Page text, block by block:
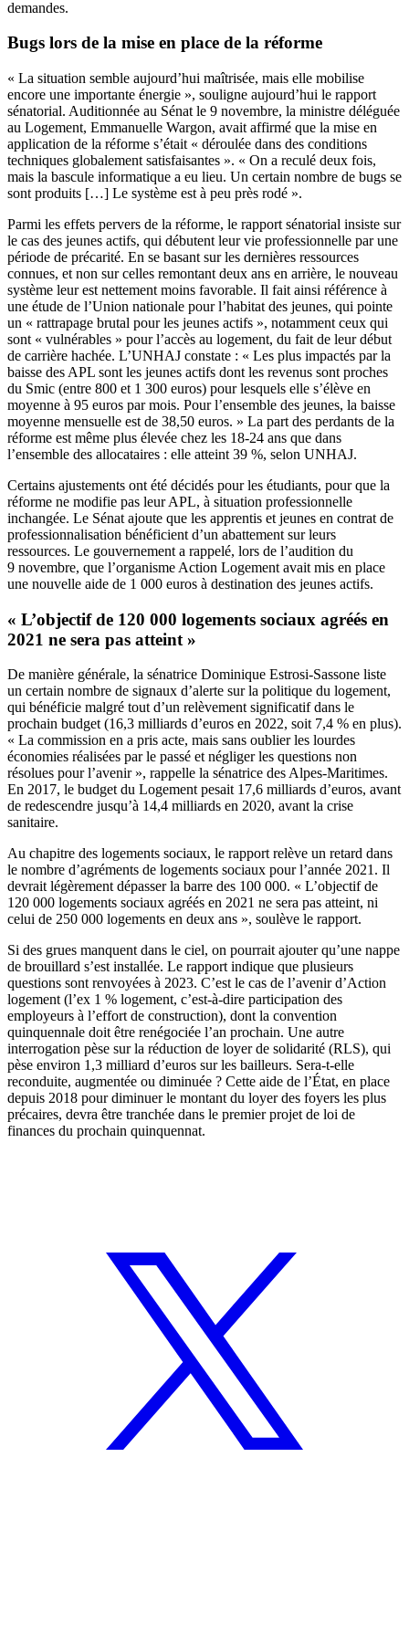
demandes.
Bugs lors de la mise en place de la réforme
« La situation semble aujourd’hui maîtrisée, mais elle mobilise
encore une importante énergie », souligne aujourd’hui le rapport
sénatorial. Auditionnée au Sénat le 9 novembre, la ministre déléguée
au Logement, Emmanuelle Wargon, avait affirmé que la mise en
application de la réforme s’était « déroulée dans des conditions
techniques globalement satisfaisantes ». « On a reculé deux fois,
mais la bascule informatique a eu lieu. Un certain nombre de bugs se
sont produits […] Le système est à peu près rodé ».
Parmi les effets pervers de la réforme, le rapport sénatorial insiste sur
le cas des jeunes actifs, qui débutent leur vie professionnelle par une
période de précarité. En se basant sur les dernières ressources
connues, et non sur celles remontant deux ans en arrière, le nouveau
système leur est nettement moins favorable. Il fait ainsi référence à
une étude de l’Union nationale pour l’habitat des jeunes, qui pointe
un « rattrapage brutal pour les jeunes actifs », notamment ceux qui
sont « vulnérables » pour l’accès au logement, du fait de leur début
de carrière hachée. L’UNHAJ constate : « Les plus impactés par la
baisse des APL sont les jeunes actifs dont les revenus sont proches
du Smic (entre 800 et 1 300 euros) pour lesquels elle s’élève en
moyenne à 95 euros par mois. Pour l’ensemble des jeunes, la baisse
moyenne mensuelle est de 38,50 euros. » La part des perdants de la
réforme est même plus élevée chez les 18-24 ans que dans
l’ensemble des allocataires : elle atteint 39 %, selon UNHAJ.
Certains ajustements ont été décidés pour les étudiants, pour que la
réforme ne modifie pas leur APL, à situation professionnelle
inchangée. Le Sénat ajoute que les apprentis et jeunes en contrat de
professionnalisation bénéficient d’un abattement sur leurs
ressources. Le gouvernement a rappelé, lors de l’audition du
9 novembre, que l’organisme Action Logement avait mis en place
une nouvelle aide de 1 000 euros à destination des jeunes actifs.
« L’objectif de 120 000 logements sociaux agréés en
2021 ne sera pas atteint »
De manière générale, la sénatrice Dominique Estrosi-Sassone liste
un certain nombre de signaux d’alerte sur la politique du logement,
qui bénéficie malgré tout d’un relèvement significatif dans le
prochain budget (16,3 milliards d’euros en 2022, soit 7,4 % en plus).
« La commission en a pris acte, mais sans oublier les lourdes
économies réalisées par le passé et négliger les questions non
résolues pour l’avenir », rappelle la sénatrice des Alpes-Maritimes.
En 2017, le budget du Logement pesait 17,6 milliards d’euros, avant
de redescendre jusqu’à 14,4 milliards en 2020, avant la crise
sanitaire.
Au chapitre des logements sociaux, le rapport relève un retard dans
le nombre d’agréments de logements sociaux pour l’année 2021. Il
devrait légèrement dépasser la barre des 100 000. « L’objectif de
120 000 logements sociaux agréés en 2021 ne sera pas atteint, ni
celui de 250 000 logements en deux ans », soulève le rapport.
Si des grues manquent dans le ciel, on pourrait ajouter qu’une nappe
de brouillard s’est installée. Le rapport indique que plusieurs
questions sont renvoyées à 2023. C’est le cas de l’avenir d’Action
logement (l’ex 1 % logement, c’est-à-dire participation des
employeurs à l’effort de construction), dont la convention
quinquennale doit être renégociée l’an prochain. Une autre
interrogation pèse sur la réduction de loyer de solidarité (RLS), qui
pèse environ 1,3 milliard d’euros sur les bailleurs. Sera-t-elle
reconduite, augmentée ou diminuée ? Cette aide de l’État, en place
depuis 2018 pour diminuer le montant du loyer des foyers les plus
précaires, devra être tranchée dans le premier projet de loi de
finances du prochain quinquennat.